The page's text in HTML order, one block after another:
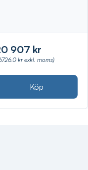
907 kr
kr exkl. moms)
Köp